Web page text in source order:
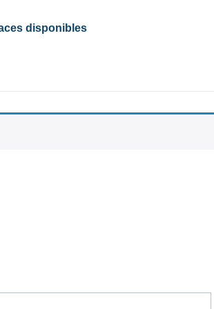
disponibles